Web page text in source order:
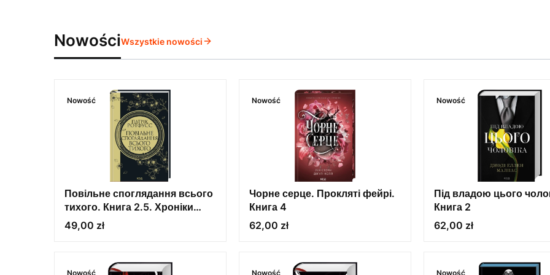
NowościWszystkie nowości
Nowość
Повільне споглядання всього
тихого. Книга 2.5. Хроніки
вбивці короля
Cena
49,00 zł
Nowość
Чорне серце. Прокляті фейрі.
Книга 4
Cena
62,00 zł
Nowość
Під владою цього
Книга 2
Cena
62,00 zł
Nowość Nowość Nowość